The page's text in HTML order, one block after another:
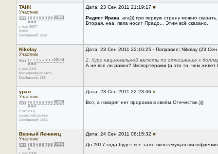
ТАНК
Участник
с мая 2007
KN88
Сообщений: 2531
Дата: 23 Сен 2011 21:19:17 #
Радист Ирака , ага))) про первую страну можно
Вторая, неа, папа носит Прадо... Этим всё сказано.
Nikolay
Участник
с ноя 2003
Московская область
Сообщений: 153
Дата: 23 Сен 2011 22:16:25 · Поправил: Nikolay (23
2. Курс национальной валюты по отношению к
А не все ли равно? Экспортерами (а это то, чем
урал
Участник
с окт 2007
уральский регион
Сообщений: 1863
Дата: 23 Сен 2011 22:23:06 #
Вот, а говорят нет пророков в своём Отечестве.)))
Верный Ленинец
Участник
Дата: 24 Сен 2011 08:15:32 #
До 2017 года будет всё таже вялотекущая